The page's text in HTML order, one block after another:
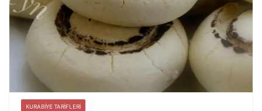
KURABIYE TARIFLERI